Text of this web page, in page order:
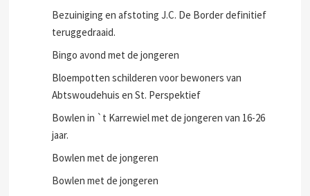
Bezuiniging en afstoting J.C. De Border definitief
teruggedraaid.
Bingo avond met de jongeren
Bloempotten schilderen voor bewoners van
Abtswoudehuis en St. Perspektief
Bowlen in `t Karrewiel met de jongeren van 16-26
jaar.
Bowlen met de jongeren
Bowlen met de jongeren